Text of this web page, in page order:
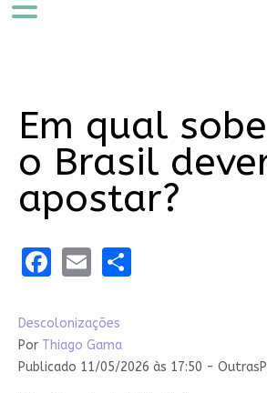
Em qual
o Brasil
apostar?
Facebook
EmailShare
Descolonizações
Por Thiago Gama
Publicado 11/05/2026 às 17:50 -